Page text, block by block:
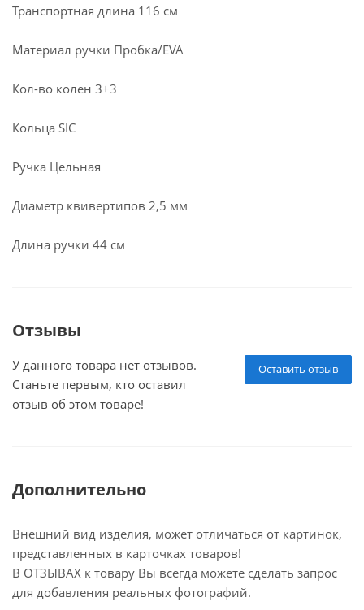
Транспортная длина 116 см
Материал ручки Пробка/EVA
Кол-во колен 3+3
Кольца SIC
Ручка Цельная
Диаметр квивертипов 2,5 мм
Длина ручки 44 см
Отзывы
Оставить отзыв
У данного товара нет отзывов.
Станьте первым, кто оставил
отзыв об этом товаре!
Дополнительно
Внешний вид изделия, может отличаться от картинок,
представленных в карточках товаров!
В ОТЗЫВАХ к товару Вы всегда можете сделать запрос
для добавления реальных фотографий.